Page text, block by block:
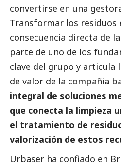
convertirse en una
Transformar los residuos
consecuencia directa de
parte de uno de los
clave del grupo y articula
de valor de la compañía
integral de soluciones
que conecta la limpieza
el tratamiento de
valorización de estos
Urbaser ha confiado en